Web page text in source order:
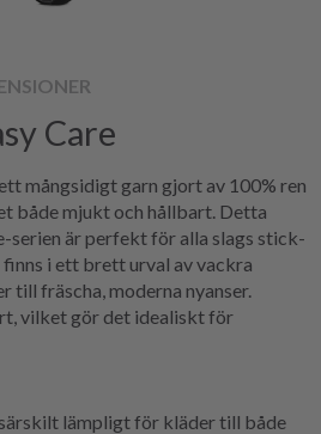
Care
mångsidigt garn gjort av 100% ren
både mjukt och hållbart. Detta
serien är perfekt för alla slags stick-
i ett brett urval av vackra
till fräscha, moderna nyanser.
vilket gör det idealiskt för
lämpligt för kläder till både